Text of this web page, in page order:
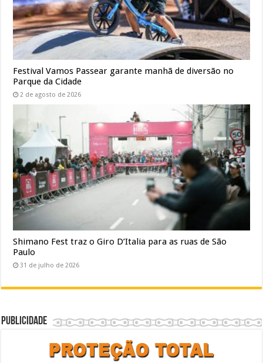
Festival Vamos Passear garante manhã de diversão no
Parque da Cidade
2 de agosto de 2026
Shimano Fest traz o Giro D’Italia para as ruas de São
Paulo
31 de julho de 2026
Publicidade